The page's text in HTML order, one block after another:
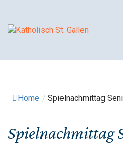
Inhalt
Home / Spielnachmittag
Spielnachmittag